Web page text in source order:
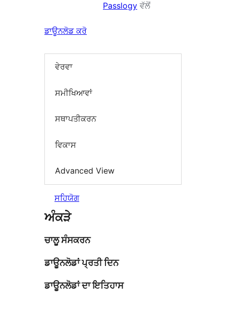
Passlogy ਵੱਲੋਂ
ਡਾਊਨਲੋਡ ਕਰੋ
ਵੇਰਵਾ
ਸਮੀਖਿਆਵਾਂ
ਸਥਾਪਤੀਕਰਨ
ਵਿਕਾਸ
Advanced View
ਸਹਿਯੋਗ
ਅੰਕੜੇ
ਚਾਲੂ ਸੰਸਕਰਨ
ਡਾਊਨਲੋਡਾਂ ਪ੍ਰਤੀ ਦਿਨ
ਡਾਊਨਲੋਡਾਂ ਦਾ ਇਤਿਹਾਸ